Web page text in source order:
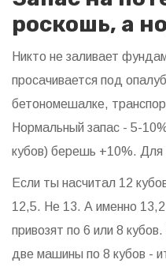
роскошь, а
Никто не заливает
просачивается под
бетономешалке,
Нормальный запас - 5-
кубов) берешь +10%.
Если ты насчитал 12
12,5. Не 13. А именно
привозят по 6 или 8
две машины по 8 кубов -